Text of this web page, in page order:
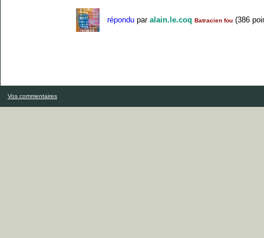
répondu par alain.le.coq Batracien fou (386
Vos commentaires